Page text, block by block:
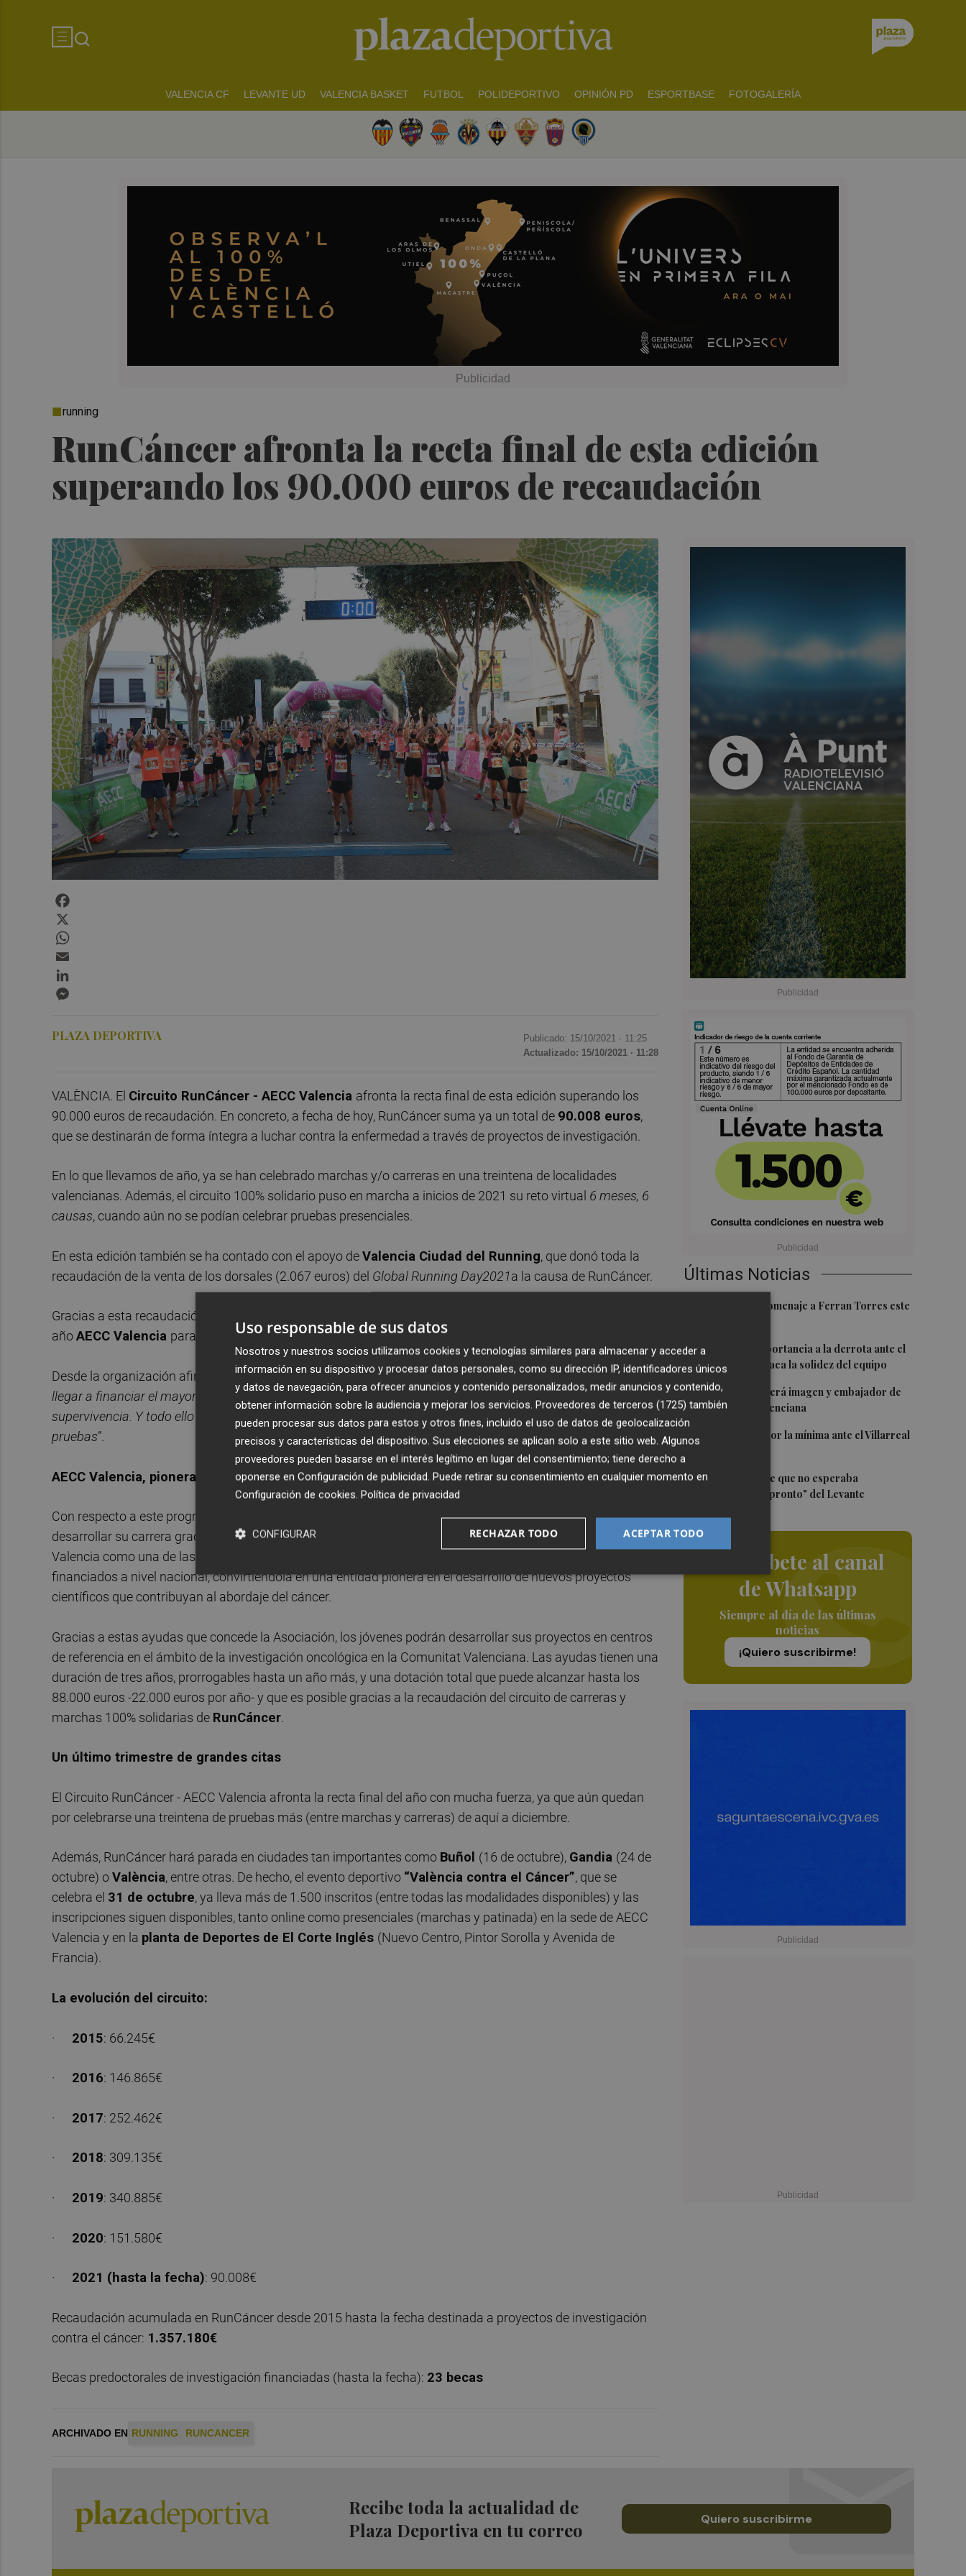
VALENCIA CF LEVANTE UD VALENCIA BASKET FUTBOL POLIDEPORTIVO OPINIÓN PD ESPORTBASE FOTOGALERÍA
RunCáncer afronta la recta final de esta edición
superando los 90.000 euros de recaudación
running
Últimas Noticias
Foios rendirá homenaje a Ferran Torres este
2Sotelo resta importancia a la derrota ante el
Villarreal y destaca la solidez del equipo
3Ferran Torres será imagen y embajador de
la Comunitat Valenciana
4El Levante cae por la mínima ante el Villarreal
5 Elgezabal admite que no esperaba
marcharse "tan pronto" del Levante
Suscríbete al canal
de Whatsapp
Siempre al día de las últimas
noticias
¡Quiero suscribirme!
PLAZA DEPORTIVA Publicado: 15/10/2021 · 11:25
Actualizado: 15/10/2021 · 11:28
VALÈNCIA. El Circuito RunCáncer - AECC Valencia afronta la recta final de esta edición superando los
90.000 euros de recaudación. En concreto, a fecha de hoy, RunCáncer suma ya un total de 90.008 euros,
que se destinarán de forma íntegra a luchar contra la enfermedad a través de proyectos de investigación.
En lo que llevamos de año, ya se han celebrado marchas y/o carreras en una treintena de localidades
valencianas. Además, el circuito 100% solidario puso en marcha a inicios de 2021 su reto virtual 6 meses, 6
causas, cuando aún no se podían celebrar pruebas presenciales.
En esta edición también se ha contado con el apoyo deValencia Ciudad del Running, que donó toda la
recaudación de la venta de los dorsales (2.067 euros) del Global Running Day2021a la causa de RunCáncer.
Gracias a esta recaudación, el circuito ya puede financiar una de las becas predoctorales que otorga cada
añoAECC Valencia para que jóvenes investigadores puedan desarrollar sus proyectos.
Desde la organización afirman que esperan “poder seguir sumando mucho más de aquí a final de año para
llegar a financiar el mayor número de becas de investigación posibles, ya que investigar es lucha y es
supervivencia. Y todo ello lo conseguimos gracias a las personas que se mueven en cada una de nuestras
pruebas”.
AECC Valencia, pionera en el desarrollo de proyectos de investigación
Con respecto a este programa de ayudas predoctorales, 23 jóvenes investigadoreshan podido
desarrollar su carrera gracias a la financiación que reciben de la Asociación, una cifra que sitúa a AECC
Valencia como una de las Juntas de la Asociación con mayor inversión y número de proyectos científicos
financiados a nivel nacional, convirtiéndola en una entidad pionera en el desarrollo de nuevos proyectos
científicos que contribuyan al abordaje del cáncer.
Gracias a estas ayudas que concede la Asociación, los jóvenes podrán desarrollar sus proyectos en centros
de referencia en el ámbito de la investigación oncológica en la Comunitat Valenciana. Las ayudas tienen una
duración de tres años, prorrogables hasta un año más, y una dotación total que puede alcanzar hasta los
88.000 euros -22.000 euros por año- y que es posible gracias a la recaudación del circuito de carreras y
marchas 100% solidarias de RunCáncer.
Un último trimestre de grandes citas
El Circuito RunCáncer - AECC Valencia afronta la recta final del año con mucha fuerza, ya que aún quedan
por celebrarse una treintena de pruebas más (entre marchas y carreras) de aquí a diciembre.
Además, RunCáncer hará parada en ciudades tan importantes como Buñol (16 de octubre), Gandia (24 de
octubre) oValència, entre otras. De hecho, el evento deportivo “València contra el Cáncer”, que se
celebra el 31 de octubre, ya lleva más de 1.500 inscritos (entre todas las modalidades disponibles) y las
inscripciones siguen disponibles, tanto online como presenciales (marchas y patinada) en la sede de AECC
Valencia y en la planta de Deportes de El Corte Inglés (Nuevo Centro, Pintor Sorolla y Avenida de
Francia).
La evolución del circuito:
· 2015: 66.245€
· 2016: 146.865€
· 2017: 252.462€
· 2018: 309.135€
· 2019: 340.885€
· 2020: 151.580€
· 2021 (hasta la fecha): 90.008€
Recaudación acumulada en RunCáncer desde 2015 hasta la fecha destinada a proyectos de investigación
contra el cáncer: 1.357.180€
Becas predoctorales de investigación financiadas (hasta la fecha): 23 becas
ARCHIVADO EN RUNNING RUNCANCER
Recibe toda la actualidad de
Plaza Deportiva en tu correo
Quiero suscribirme
Uso responsable de sus datos
Nosotros y nuestros socios utilizamos cookies y tecnologías similares para almacenar y acceder a
información en su dispositivo y procesar datos personales, como su dirección IP, identificadores únicos
y datos de navegación, para ofrecer anuncios y contenido personalizados, medir anuncios y contenido,
obtener información sobre la audiencia y mejorar los servicios. Proveedores de terceros (1725) también
pueden procesar sus datos para estos y otros fines, incluido el uso de datos de geolocalización
precisos y características del dispositivo. Sus elecciones se aplican solo a este sitio web. Algunos
proveedores pueden basarse en el interés legítimo en lugar del consentimiento; tiene derecho a
oponerse en Configuración de publicidad. Puede retirar su consentimiento en cualquier momento en
Configuración de cookies. Política de privacidad
ACEPTAR TODO
RECHAZAR TODO
CONFIGURAR